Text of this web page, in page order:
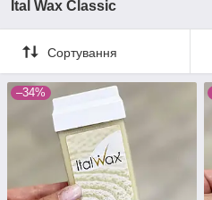
Ital Wax Classic
Сортування
–34%